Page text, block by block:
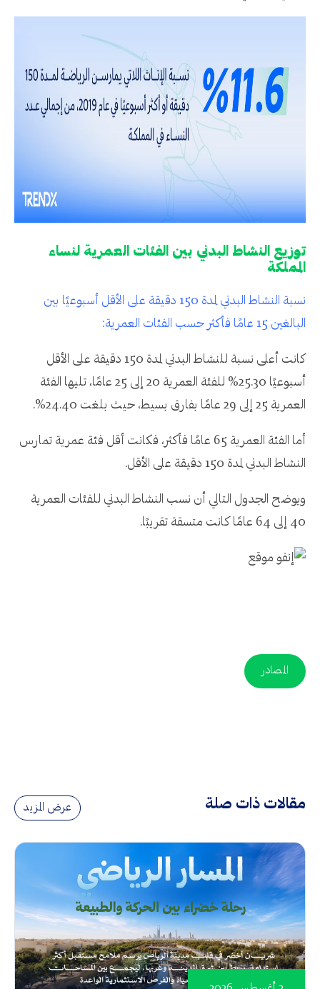
توزيع النشاط البدني بين الفئات العمرية لنساء
المملكة
نسبة النشاط البدني لمدة 150 دقيقة على الأقل أسبوعيًا بين
البالغين 15 عامًا فأكثر حسب الفئات العمرية:
كانت أعلى نسبة للنشاط البدني لمدة 150 دقيقة على الأقل
أسبوعيًا 25.30% للفئة العمرية 20 إلى 25 عامًا، تليها الفئة
العمرية 25 إلى 29 عامًا بفارق بسيط، حيث بلغت 24.40%.
أما الفئة العمرية 65 عامًا فأكثر، فكانت أقل فئة عمرية تمارس
النشاط البدني لمدة 150 دقيقة على الأقل.
ويوضح الجدول التالي أن نسب النشاط البدني للفئات العمرية
40 إلى 64 عامًا كانت متسقة تقريبًا.
المصادر
مقالات ذات صلة عرض المزيد